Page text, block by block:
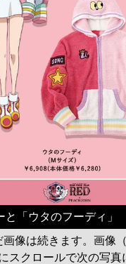
「ウタのフーディ」
画像は続きます。画像（
スクロールで次の写真